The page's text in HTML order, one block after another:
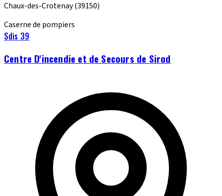
Chaux-des-Crotenay(39150)
Caserne de pompiers
Sdis 39
Centre D'incendie et de Secours de Sirod